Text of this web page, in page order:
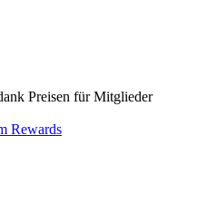
Preisen für Mitglieder
Rewards